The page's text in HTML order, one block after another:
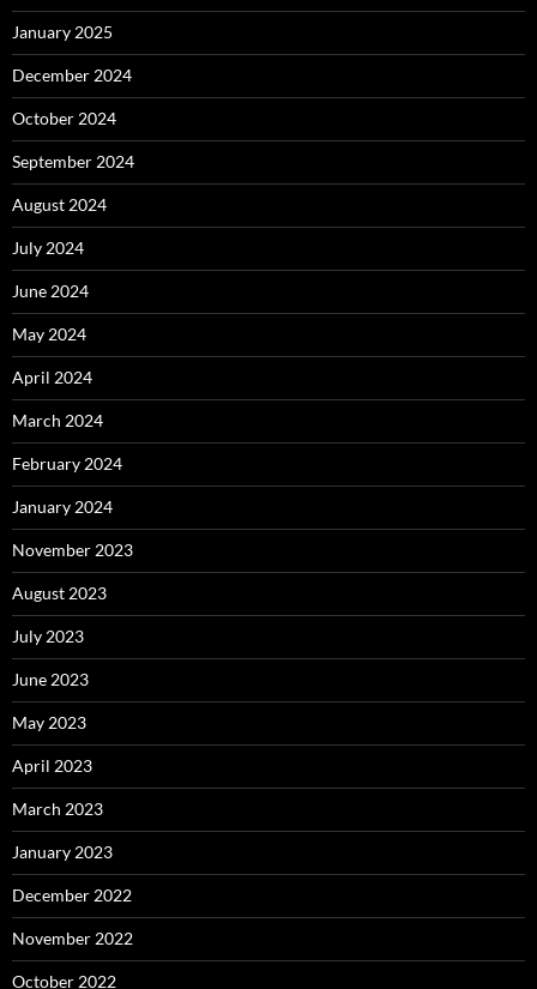
January 2025
December 2024
October 2024
September 2024
August 2024
July 2024
June 2024
May 2024
April 2024
March 2024
February 2024
January 2024
November 2023
August 2023
July 2023
June 2023
May 2023
April 2023
March 2023
January 2023
December 2022
November 2022
October 2022